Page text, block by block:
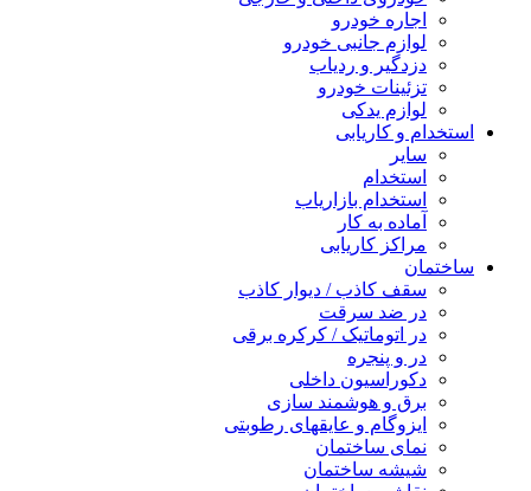
اجاره خودرو
لوازم جانبی خودرو
دزدگیر و ردیاب
تزئینات خودرو
لوازم یدکی
استخدام و کاریابی
سایر
استخدام
استخدام بازاریاب
آماده به کار
مراکز کاریابی
ساختمان
سقف کاذب / دیوار کاذب
در ضد سرقت
در اتوماتیک / کرکره برقی
در و پنجره
دکوراسیون داخلی
برق و هوشمند سازی
ایزوگام و عایقهای رطوبتی
نمای ساختمان
شیشه ساختمان